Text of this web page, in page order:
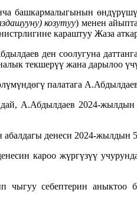
башкармалыгынын
козутуу) менен
караштуу Жаза
ден соолугуна
текшерүү жана дарылоо
палатага
А.Абдылдаев 2024-
денеси 2024-жылдын
кароо жүргүзүү
себептерин аныктоо